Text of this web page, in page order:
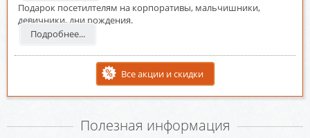
Подарок посетилтелям на корпоративы, мальчишники,
девичники, дни рождения.
Подробнее...
Все акции и скидки
Полезная информация